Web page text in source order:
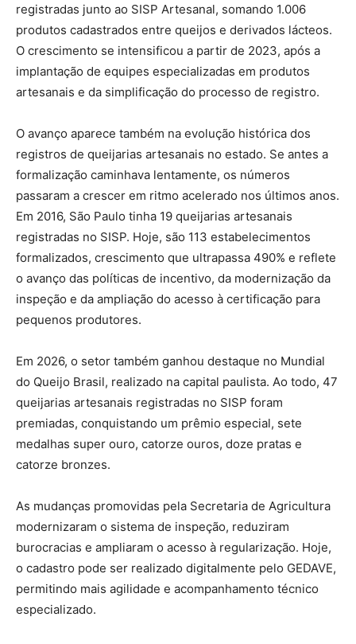
registradas junto ao SISP Artesanal, somando 1.006
produtos cadastrados entre queijos e derivados lácteos.
O crescimento se intensificou a partir de 2023, após a
implantação de equipes especializadas em produtos
artesanais e da simplificação do processo de registro.
O avanço aparece também na evolução histórica dos
registros de queijarias artesanais no estado. Se antes a
formalização caminhava lentamente, os números
passaram a crescer em ritmo acelerado nos últimos anos.
Em 2016, São Paulo tinha 19 queijarias artesanais
registradas no SISP. Hoje, são 113 estabelecimentos
formalizados, crescimento que ultrapassa 490% e reflete
o avanço das políticas de incentivo, da modernização da
inspeção e da ampliação do acesso à certificação para
pequenos produtores.
Em 2026, o setor também ganhou destaque no Mundial
do Queijo Brasil, realizado na capital paulista. Ao todo, 47
queijarias artesanais registradas no SISP foram
premiadas, conquistando um prêmio especial, sete
medalhas super ouro, catorze ouros, doze pratas e
catorze bronzes.
As mudanças promovidas pela Secretaria de Agricultura
modernizaram o sistema de inspeção, reduziram
burocracias e ampliaram o acesso à regularização. Hoje,
o cadastro pode ser realizado digitalmente pelo GEDAVE,
permitindo mais agilidade e acompanhamento técnico
especializado.